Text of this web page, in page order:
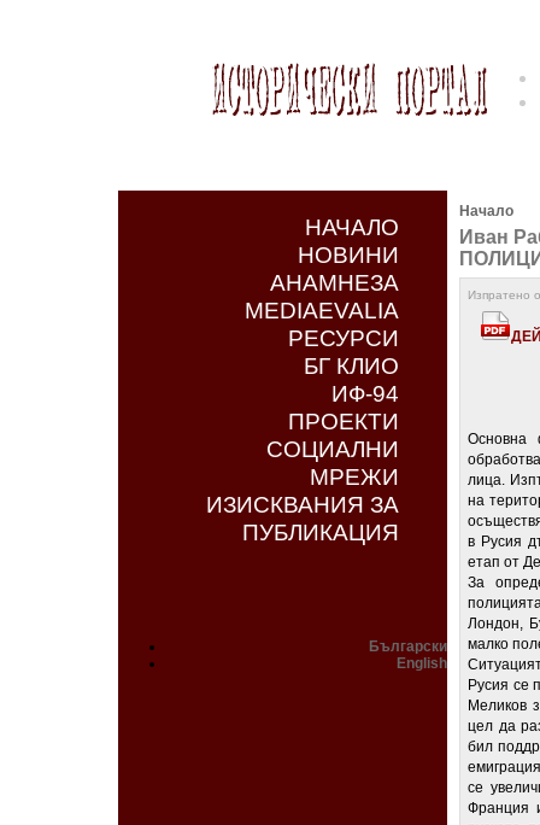
НАЧАЛО
НОВИНИ
АНАМНЕЗА
MEDIAEVALIA
РЕСУРСИ
БГ КЛИО
ИФ-94
ПРОЕКТИ
СОЦИАЛНИ
МРЕЖИ
ИЗИСКВАНИЯ ЗА
ПУБЛИКАЦИЯ
Български
English
Начало
Иван
Изпратено
Основна
лица.
на
в Русия
етап от
За
Лондон,
малко
Русия се
Меликов
цел да
бил
се
Франция